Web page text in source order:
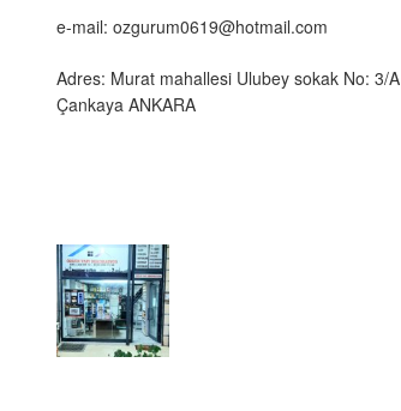
e-mail: ozgurum0619@hotmail.com
Adres: Murat mahallesi Ulubey sokak No: 3/A
Çankaya ANKARA